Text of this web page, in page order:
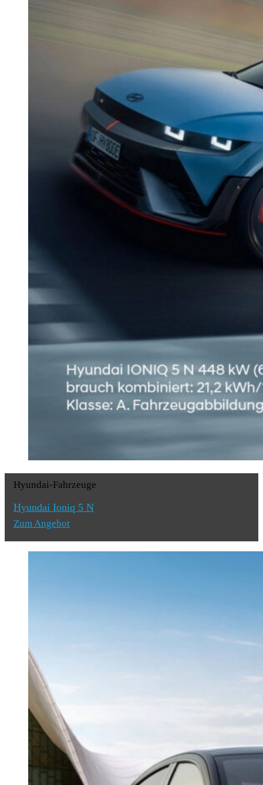
Hyundai-Fahrzeuge
Hyundai Ioniq 5 N
Zum Angebot